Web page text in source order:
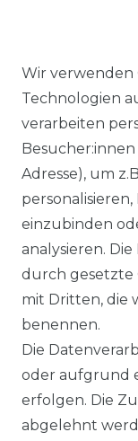
Wir verwenden
Technologien
verarbeiten
Besucher:innen
Adresse), um
einzubinden
analysieren.
durch gesetzte
mit Dritten, die
benennen.
Die
oder aufgrund
erfolgen. Die
abgelehnt